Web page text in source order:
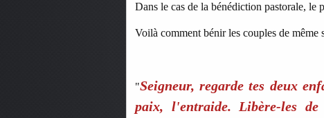
Dans le cas de la bénédiction pastorale, le
Voilà comment bénir les couples de même
"Seigneur, regarde tes deux
paix, l'entraide. Libère-les